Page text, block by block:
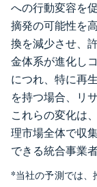
への行動変容を
摘発の可能性を
換を減少させ、
金体系が進化し
につれ、特に再
を持つ場合、リ
これらの変化は
理市場全体で収
できる統合事業
*当社の予測では、